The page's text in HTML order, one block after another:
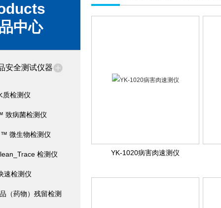
中心
安全测试仪器
质检测仪
致病菌检测仪
微生物检测仪
检测仪
速检测仪
（药物）残留检测
YK-1020病害肉速测仪